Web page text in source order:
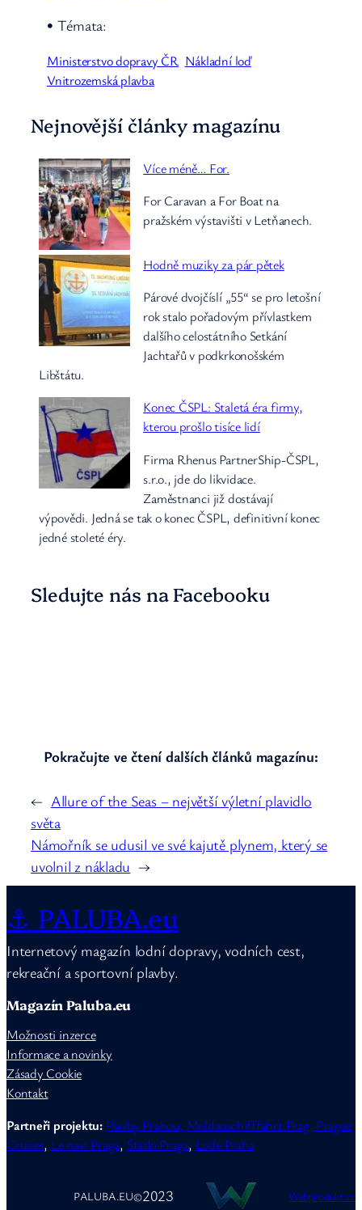
• Témata:
Ministerstvo dopravy ČR Nákladní loď
Vnitrozemská plavba
Nejnovější články magazínu
Více méně… For.
For Caravan a For Boat na
pražském výstavišti v Letňanech.
Hodně muziky za pár pětek
Párové dvojčíslí „55“ se pro letošní
rok stalo pořadovým přívlastkem
dalšího celostátního Setkání
Jachtařů v podkrkonošském
Libštátu.
Konec ČSPL: Staletá éra firmy,
kterou prošlo tisíce lidí
Firma Rhenus PartnerShip-ČSPL,
s.r.o., jde do likvidace.
Zaměstnanci již dostávají
výpovědi. Jedná se tak o konec ČSPL, definitivní konec
jedné stoleté éry.
Sledujte nás na Facebooku
Pokračujte ve čtení dalších článků magazínu:
← Allure of the Seas – největší výletní plavidlo
světa
Námořník se udusil ve své kajutě plynem, který se
uvolnil z nákladu →
⚓ PALUBA.eu
Internetový magazín lodní dopravy, vodních cest,
rekreační a sportovní plavby.
Magazín Paluba.eu
Možnosti inzerce
Informace a novinky
Zásady Cookie
Kontakt
Partneři projektu: Plavby Prahou, Moldauschifffahrt Prag, Prague
Cruises, Le navi Praga, Statki Praga, Lode Praha
PALUBA.EU©2023 Webprodukt.cz